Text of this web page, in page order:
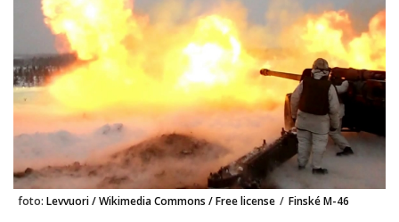
foto: Levvuori / Wikimedia Commons / Free license / Finské M-46